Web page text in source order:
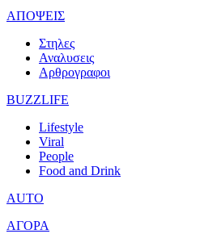
ΑΠΟΨΕΙΣ
Στηλες
Αναλυσεις
Αρθρογραφοι
BUZZLIFE
Lifestyle
Viral
People
Food and Drink
AUTO
ΑΓΟΡΑ